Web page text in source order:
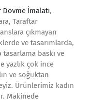
İmalatı,
Taraftar
çıkmayan
ve tasarımlarda,
tasarlama baskı ve
yazlık çok ince
ve soğuktan
Ürünlerimiz kadın
Makinede